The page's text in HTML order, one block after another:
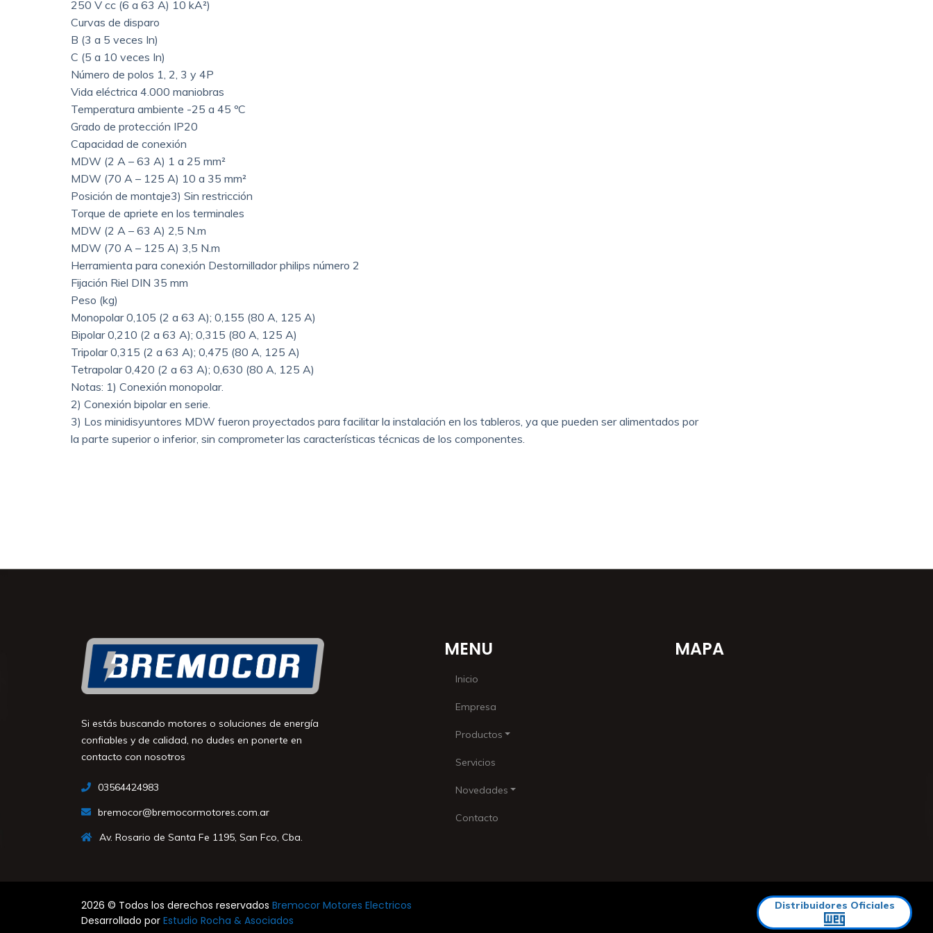
250 V cc (6 a 63 A) 10 kA²)
Curvas de disparo
B (3 a 5 veces In)
C (5 a 10 veces In)
Número de polos 1, 2, 3 y 4P
Vida eléctrica 4.000 maniobras
Temperatura ambiente -25 a 45 ºC
Grado de protección IP20
Capacidad de conexión
MDW (2 A – 63 A) 1 a 25 mm²
MDW (70 A – 125 A) 10 a 35 mm²
Posición de montaje3) Sin restricción
Torque de apriete en los terminales
MDW (2 A – 63 A) 2,5 N.m
MDW (70 A – 125 A) 3,5 N.m
Herramienta para conexión Destornillador philips número 2
Fijación Riel DIN 35 mm
Peso (kg)
Monopolar 0,105 (2 a 63 A); 0,155 (80 A, 125 A)
Bipolar 0,210 (2 a 63 A); 0,315 (80 A, 125 A)
Tripolar 0,315 (2 a 63 A); 0,475 (80 A, 125 A)
Tetrapolar 0,420 (2 a 63 A); 0,630 (80 A, 125 A)
Notas: 1) Conexión monopolar.
2) Conexión bipolar en serie.
3) Los minidisyuntores MDW fueron proyectados para facilitar la instalación en los tableros, ya que pueden ser alimentados por
la parte superior o inferior, sin comprometer las características técnicas de los componentes.
Distribuidores Oficiales
Si estás buscando motores o soluciones de energía
confiables y de calidad, no dudes en ponerte en
contacto con nosotros
03564424983
bremocor@bremocormotores.com.ar
Av. Rosario de Santa Fe 1195, San Fco, Cba.
MENU
Inicio
Empresa
Productos
Servicios
Novedades
Contacto
MAPA
2026 © Todos los derechos reservados Bremocor Motores Electricos
Desarrollado por Estudio Rocha & Asociados